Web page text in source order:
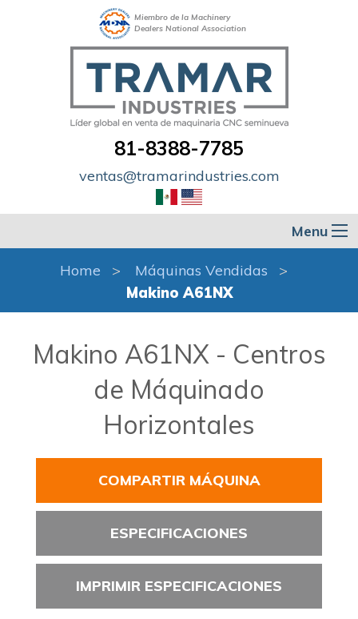
Miembro de la Machinery
Dealers National Association
81-8388-7785
ventas@tramarindustries.com
Menu
Home
Máquinas Vendidas
Makino A61NX
Makino A61NX - Centros
de Máquinado
Horizontales
COMPARTIR MÁQUINA
ESPECIFICACIONES
IMPRIMIR ESPECIFICACIONES